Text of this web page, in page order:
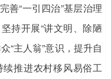
善“一引四治”基层治理
持开展“讲文明、除陋
“主人翁”意识，提升自
推进农村移风易俗工